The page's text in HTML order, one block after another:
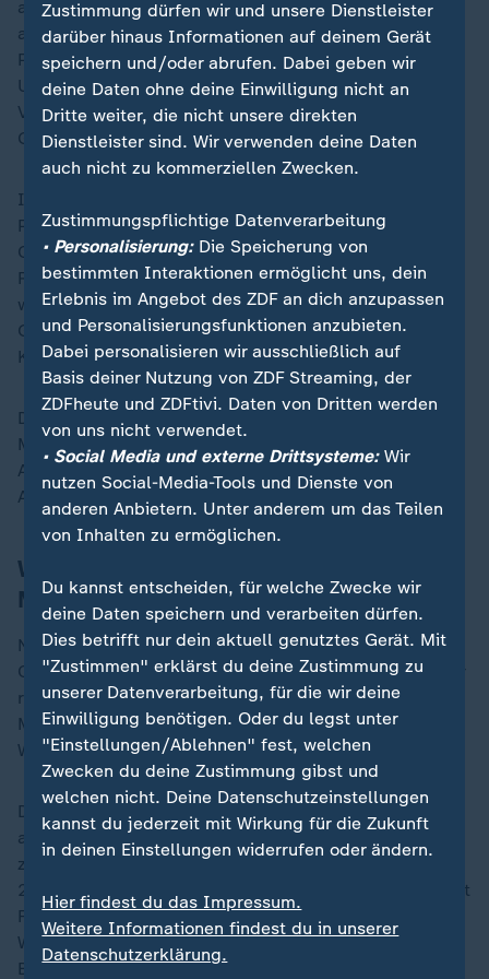
an der Seite des russischen Militärs gekämpft, unter
anderem in der blutigen Schlacht um Bachmut.
Prigoschin kritisierte dabei immer wieder die fehlende
Unterstützung aus Moskau, speziell durch
Verteidigungsminister Sergej Schoigu und
Generalstabschef Waleri Gerassimow.
Ist der Absturz nun Putins lange erwartete Rache an
Prigoschin? Was ändert der mögliche Tod des Wagner-
Chefs in Russland? Und welche Folgen sind für
Russlands Angriffskrieg in der Ukraine zu erwarten,
während ein ukrainisches Spezialkommando nach
Geheimdienstangaben einen Einsatz auf der Halbinsel
Krim ausgeführt hat?
Darüber spricht ZDFheute live mit dem Russland- und
Militärexperten Nico Lange sowie mit ZDF-Reporterin
Anne Brühl in der Ukraine und ZDF-Korrespondent
Armin Coerper in Russland.
Was ist passierte seit Prigoschins
Marsch auf Moskau?
Nach monatelangen Machtkämpfen zwischen dem
Chef der Wagner-Gruppe, Jewgeni Prigoschin, und der
russischen Militärführung, war die Situation vor zwei
Monaten eskaliert. Prigoschin marschierte mit seinen
Wagner-Kämpfern Richtung Moskau.
Der Aufstand wurde jedoch nach knapp 24 Stunden
abgebrochen. Prigoschin beorderte seine Söldner
zurück in ihre Lager und stoppte den Vormarsch etwa
200 Kilometer vor Moskau. Nachdem der Geheimdienst
FSB zunächst die strafrechtliche Verfolgung des
Wagner-Chefs einleitete, wurde das Verfahren nach
Beendigung des Aufstandes überraschend wieder
Zustimmung dürfen wir und unsere Dienstleister
darüber hinaus Informationen auf deinem Gerät
speichern und/oder abrufen. Dabei geben wir
deine Daten ohne deine Einwilligung nicht an
Dritte weiter, die nicht unsere direkten
Dienstleister sind. Wir verwenden deine Daten
auch nicht zu kommerziellen Zwecken.
Zustimmungspflichtige Datenverarbeitung
• Personalisierung:Die Speicherung von
bestimmten Interaktionen ermöglicht uns, dein
Erlebnis im Angebot des ZDF an dich anzupassen
und Personalisierungsfunktionen anzubieten.
Dabei personalisieren wir ausschließlich auf
Basis deiner Nutzung von ZDF Streaming, der
ZDFheute und ZDFtivi. Daten von Dritten werden
von uns nicht verwendet.
• Social Media und externe Drittsysteme:Wir
nutzen Social-Media-Tools und Dienste von
anderen Anbietern. Unter anderem um das Teilen
von Inhalten zu ermöglichen.
Du kannst entscheiden, für welche Zwecke wir
deine Daten speichern und verarbeiten dürfen.
Dies betrifft nur dein aktuell genutztes Gerät. Mit
"Zustimmen" erklärst du deine Zustimmung zu
unserer Datenverarbeitung, für die wir deine
Einwilligung benötigen. Oder du legst unter
"Einstellungen/Ablehnen" fest, welchen
Zwecken du deine Zustimmung gibst und
welchen nicht. Deine Datenschutzeinstellungen
kannst du jederzeit mit Wirkung für die Zukunft
in deinen Einstellungen widerrufen oder ändern.
Hier findest du das Impressum.
Weitere Informationen findest du in unserer
Datenschutzerklärung.